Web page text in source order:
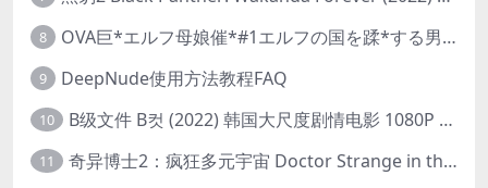
8 OVA巨*エルフ母娘催*#1エルフの国を蹂*する男。汚された女王と姫
9 DeepNude使用方法教程FAQ
10 B级文件 B컷 (2022) 韩国大尺度剧情电影 1080P 中字
11 奇异博士2：疯狂多元宇宙 Doctor Strange in the Multiverse of Madness (2022) 高清版1080p